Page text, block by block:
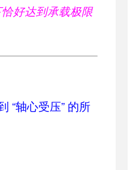
恰好达到承载极限
“轴心受压” 的所